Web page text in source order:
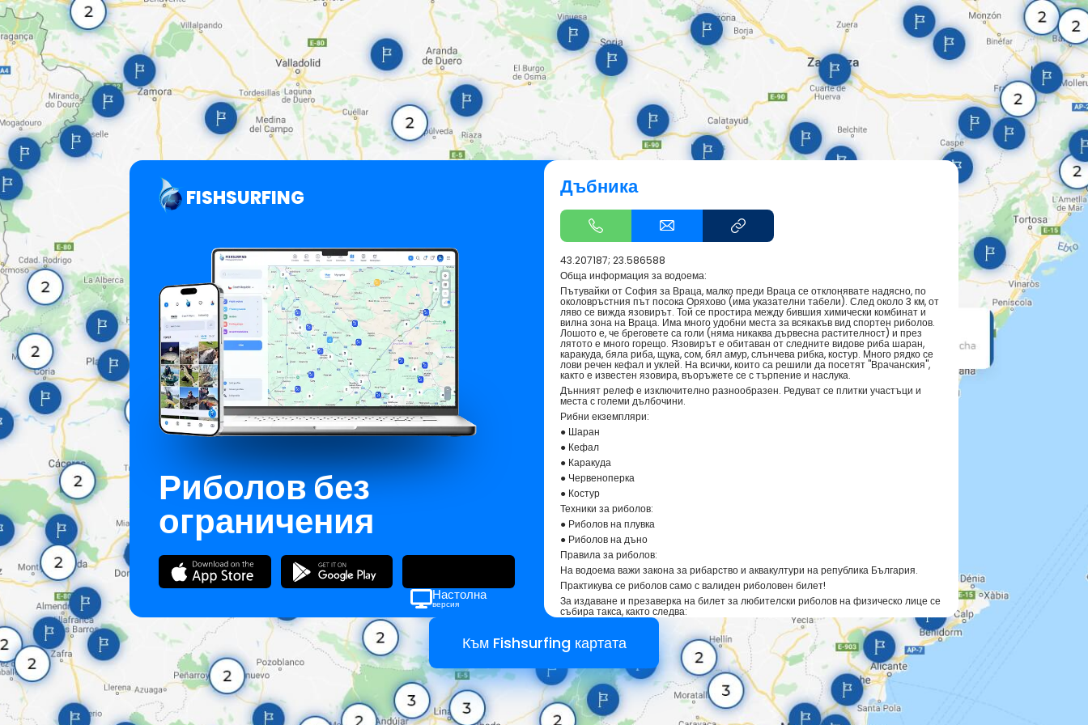
FISHSURFING
Риболов без
ограничения
Настолна
версия
Дъбника
43.207187; 23.586588
Обща информация за водоема:
Пътувайки от София за Враца, малко преди Враца се отклонявате надясно, по
околовръстния път посока Оряхово (има указателни табели). След около 3 км, от
ляво се вижда язовирът. Той се простира между бившия химически комбинат и
вилна зона на Враца. Има много удобни места за всякакъв вид спортен риболов.
Лошото е, че бреговете са голи (няма никаква дървесна растителност) и през
лятото е много горещо. Язовирът е обитаван от следните видове риба шаран,
каракуда, бяла риба, щука, сом, бял амур, слънчева рибка, костур. Много рядко се
лови речен кефал и уклей. На всички, които са решили да посетят "Врачанския",
както е известен язовира, въоръжете се с търпение и наслука.
Дънният релеф е изключително разнообразен. Редуват се плитки участъци и
места с големи дълбочини.
Рибни екземпляри:
● Шаран
● Кефал
● Каракуда
● Червеноперка
● Костур
Техники за риболов:
● Риболов на плувка
● Риболов на дъно
Правила за риболов:
На водоема важи закона за рибарство и аквакултури на република България.
Практикува се риболов само с валиден риболовен билет!
За издаване и презаверка на билет за любителски риболов на физическо лице се
събира такса, както следва:
2. на месечен 8 лв.;
4. на годишен 25 лв.
За издаване дубликат на билет за любителски риболов се събира такса в размер
2 лв.
Физическите лица могат да извършват любителски риболов без билет във водите
Към Fishsurfing картата